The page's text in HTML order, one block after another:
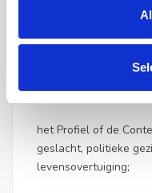
het Profiel of de
uitingen bevat;
het Profiel of de
heeft;
het Profiel of de
geslacht, politieke
levensovertuiging;